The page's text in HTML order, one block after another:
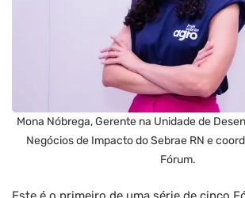
Mona Nóbrega, Gerente na Unidade de
Negócios de Impacto do Sebrae RN e
Fórum.